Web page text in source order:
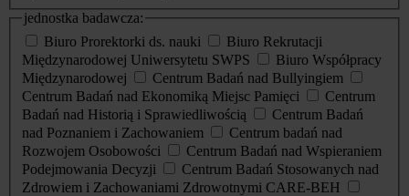
jednostka badawcza:
Biuro Prorektorki ds. nauki
Biuro Rekrutacji
Międzynarodowej Uniwersytetu SWPS
Biuro Współpracy
Międzynarodowej
Centrum Badań nad Bullyingiem
Centrum Badań nad Ekonomiką Miejsc Pamięci
Centrum
Badań nad Historią i Sprawiedliwością
Centrum Badań
nad Poznaniem i Zachowaniem
Centrum badań nad
Rozwojem Osobowości
Centrum Badań nad Wspieraniem
Podejmowania Decyzji
Centrum Badań Stosowanych nad
Zdrowiem i Zachowaniami Zdrowotnymi CARE-BEH